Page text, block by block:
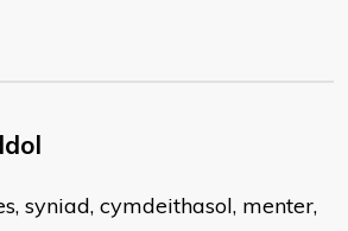
syniad, cymdeithasol, menter,